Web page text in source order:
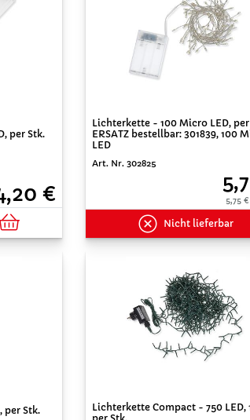
per Stk.
€
Lichterkette - 100 Micro LED, per
ERSATZ bestellbar: 301839, 100
LED
Art. Nr. 302825
5,75
Nicht lieferbar
per Stk.
Lichterkette Compact - 750 LED,